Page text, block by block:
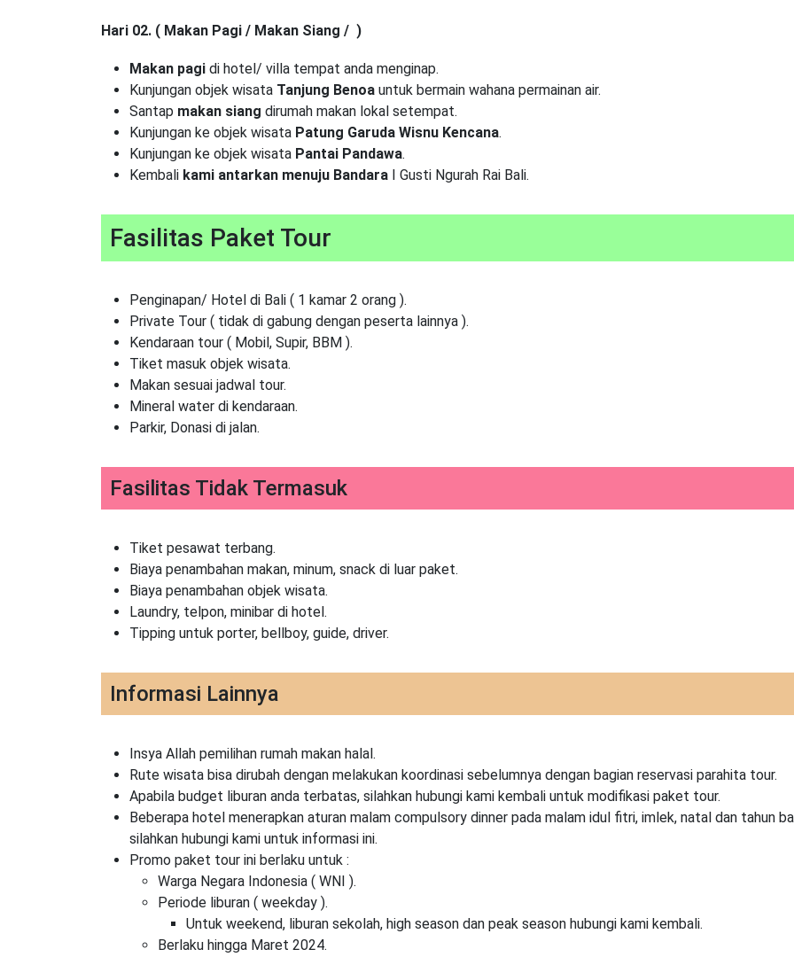
Hari 02. ( Makan Pagi / Makan Siang / )
Makan pagi di hotel/ villa tempat anda menginap.
Kunjungan objek wisata Tanjung Benoa untuk bermain wahana permainan air.
Santap makan siang dirumah makan lokal setempat.
Kunjungan ke objek wisata Patung Garuda Wisnu Kencana.
Kunjungan ke objek wisata Pantai Pandawa.
Kembali kami antarkan menuju Bandara I Gusti Ngurah Rai Bali.
Fasilitas Paket Tour
Penginapan/ Hotel di Bali ( 1 kamar 2 orang ).
Private Tour ( tidak di gabung dengan peserta lainnya ).
Kendaraan tour ( Mobil, Supir, BBM ).
Tiket masuk objek wisata.
Makan sesuai jadwal tour.
Mineral water di kendaraan.
Parkir, Donasi di jalan.
Fasilitas Tidak Termasuk
Tiket pesawat terbang.
Biaya penambahan makan, minum, snack di luar paket.
Biaya penambahan objek wisata.
Laundry, telpon, minibar di hotel.
Tipping untuk porter, bellboy, guide, driver.
Informasi Lainnya
Insya Allah pemilihan rumah makan halal.
Rute wisata bisa dirubah dengan melakukan koordinasi sebelumnya dengan bagian reservasi parahita tour.
Apabila budget liburan anda terbatas, silahkan hubungi kami kembali untuk modifikasi paket tour.
Beberapa hotel menerapkan aturan malam compulsory dinner pada malam idul fitri, imlek, natal dan tahun
silahkan hubungi kami untuk informasi ini.
Promo paket tour ini berlaku untuk :
Warga Negara Indonesia ( WNI ).
Periode liburan ( weekday ).
Untuk weekend, liburan sekolah, high season dan peak season hubungi kami kembali.
Berlaku hingga Maret 2024.